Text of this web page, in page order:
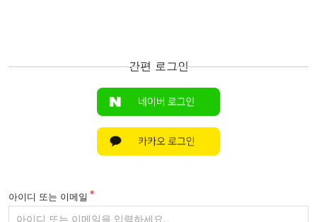
간편 로그인
아이디 또는 이메일